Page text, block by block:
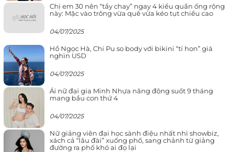
Chị em 30 nên “tẩy chay” ngay 4 kiểu quần ống rộng
này: Mặc vào trông vừa quê vừa kéo tụt chiều cao
04/07/2025
Hồ Ngọc Hà, Chi Pu so body với bikini “tí hon” giá
nghìn USD
04/07/2025
Ái nữ đại gia Minh Nhựa năng động suốt 9 tháng
mang bầu con thứ 4
04/07/2025
Nữ giảng viên đại học sành điệu nhất nhì showbiz,
xách cả “lâu đài” xuống phố, sang chảnh từ giảng
đường ra phố khó ai đọ lại